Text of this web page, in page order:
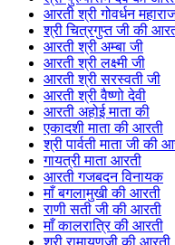
आरती श्री गोवर्धन
श्री चित्रगुप्त जी की
आरती श्री अम्बा जी
आरती श्री लक्ष्मी जी
आरती श्री सरस्वती जी
आरती श्री वैष्णो देवी
आरती अहोई माता की
एकादशी माता की आरती
श्री पार्वती माता जी की
गायत्री माता आरती
आरती गजबदन विनायक
माँ बगलामुखी की आरती
राणी सती जी की आरती
माँ कालरात्रि की आरती